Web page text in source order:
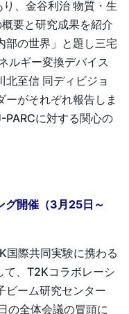
、金谷利治 物質・生
要と研究成果を紹介
部の世界」と題し三宅
ルギー変換デバイス
北至信 同ディビジョ
ーがそれぞれ報告しま
PARCに対する関心の
グ開催（3月25日～
際共同実験に携わる
、T2Kコラボレーシ
ビーム研究センター
の全体会議の冒頭に